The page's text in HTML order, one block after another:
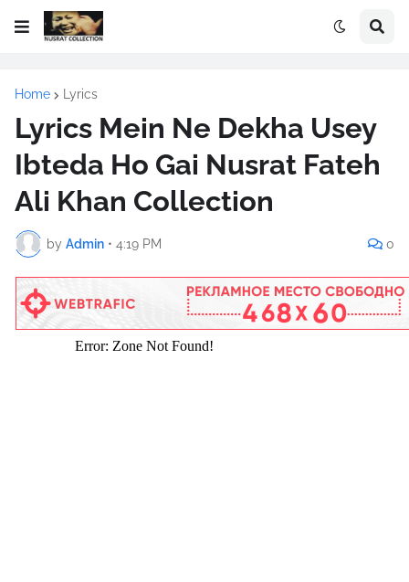
Home Lyrics
Lyrics Mein Ne Dekha Usey
Ibteda Ho Gai Nusrat Fateh
Ali Khan Collection
by Admin • 4:19 PM 0